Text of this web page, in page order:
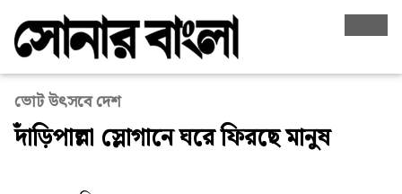
ভোট উৎসবে দেশ
দাঁড়িপাল্লা স্লোগানে ঘরে ফিরছে মানুষ